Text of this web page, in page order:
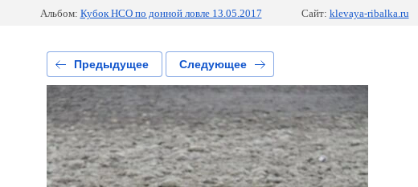
Альбом: Кубок НСО по донной ловле 13.05.2017 Сайт: klevaya-ribalka.ru
Предыдущее Следующее